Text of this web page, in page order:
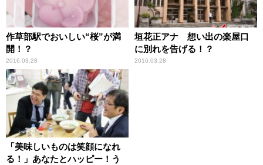
作草部駅でおいしい“桜”が満
開！？
2016.03.28
垣花正アナ 想い出の楽屋口
に別れを告げる！？
2016.03.28
「美味しいものは笑顔になれ
る！」あなたとハッピー！う